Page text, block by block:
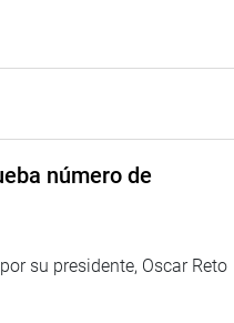
número de
su presidente, Oscar Reto